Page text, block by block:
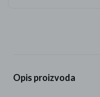
Opis proizvoda